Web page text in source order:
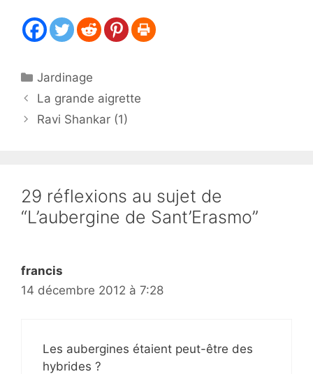
Catégories
Jardinage
La grande aigrette
Ravi Shankar (1)
29 réflexions au sujet de
“L’aubergine de Sant’Erasmo”
francis
14 décembre 2012 à 7:28
Les aubergines étaient peut-être des
hybrides ?